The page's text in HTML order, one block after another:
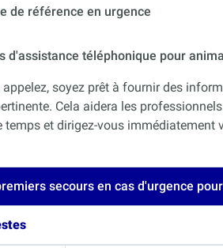
de référence en urgence
d'assistance téléphonique pour
appelez, soyez prêt à fournir des
Cela aidera les
temps et dirigez-vous
secours en cas d'urgence